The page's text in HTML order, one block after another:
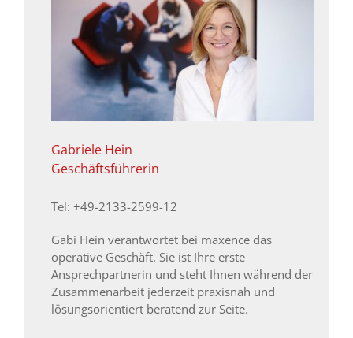
Gabriele Hein
Geschäftsführerin
Tel: +49-2133-2599-12
Gabi Hein verantwortet bei maxence das
operative Geschäft. Sie ist Ihre erste
Ansprechpartnerin und steht Ihnen während der
Zusammenarbeit jederzeit praxisnah und
lösungsorientiert beratend zur Seite.